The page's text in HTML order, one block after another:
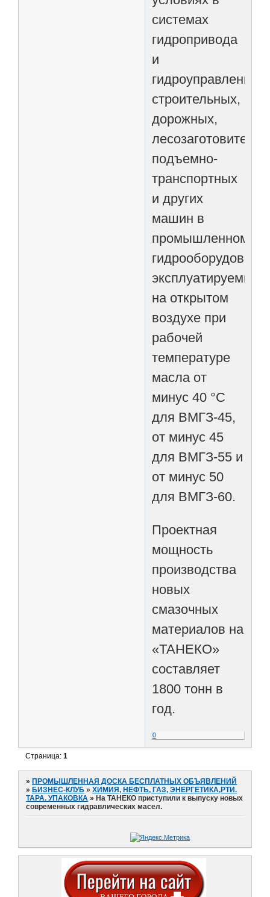
системах
гидропривода
и
гидроуправления
строительных,
дорожных,
подъемно-
транспортных
и других
машин в
промышленном
эксплуатируемых
на открытом
воздухе при
рабочей
температуре
масла от
минус 40 °С
для ВМГЗ-45,
от минус 45
для ВМГЗ-55 и
от минус 50
для ВМГЗ-60.
Проектная
мощность
производства
новых
смазочных
материалов на
«ТАНЕКО»
составляет
1800 тонн в
год.
0
Страница:1
» ПРОМЫШЛЕННАЯ ДОСКА БЕСПЛАТНЫХ ОБЪЯВЛЕНИЙ
» БИЗНЕС-КЛУБ »ХИМИЯ, НЕФТЬ, ГАЗ, ЭНЕРГЕТИКА,РТИ.
ТАРА. УПАКОВКА » На ТАНЕКО приступили к выпуску новых
современных гидравлических масел.